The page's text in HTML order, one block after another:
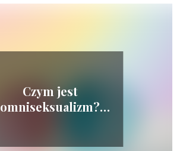
Czym jest
omniseksualizm?